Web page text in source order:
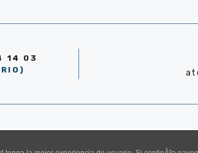
14 03
RODA 2026